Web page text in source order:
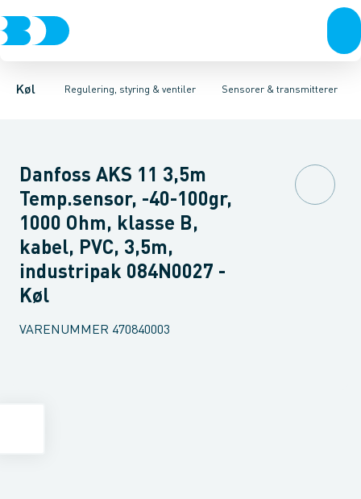
Køl Regulering, styring & ventiler
KompressorerKondenseringsaggregaterFordampere
Sensorer & transmitterer
Pressostater & termostaterSensorer & transmitterer
Temperaturfølere Tryktransmitterer Testventiler
Danfoss AKS 11 3,5m
Temp.sensor, -40-100gr,
1000 Ohm, klasse B,
kabel, PVC, 3,5m,
industripak 084N0027 -
Køl
VARENUMMER 470840003